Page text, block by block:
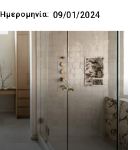
Ημερομηνία: 09/01/2024